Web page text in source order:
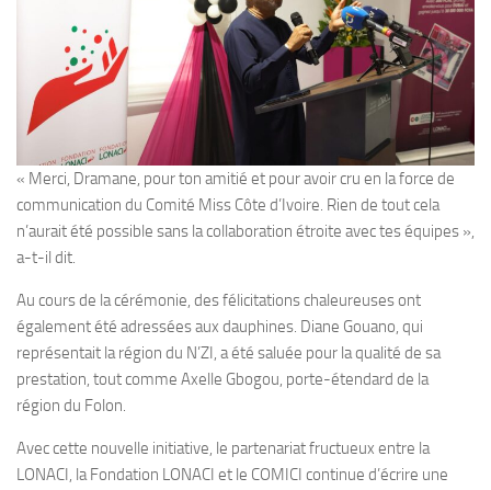
« Merci, Dramane, pour ton amitié et pour avoir cru en la force de
communication du Comité Miss Côte d’Ivoire. Rien de tout cela
n’aurait été possible sans la collaboration étroite avec tes équipes »,
a-t-il dit.
Au cours de la cérémonie, des félicitations chaleureuses ont
également été adressées aux dauphines. Diane Gouano, qui
représentait la région du N’ZI, a été saluée pour la qualité de sa
prestation, tout comme Axelle Gbogou, porte-étendard de la
région du Folon.
Avec cette nouvelle initiative, le partenariat fructueux entre la
LONACI, la Fondation LONACI et le COMICI continue d’écrire une